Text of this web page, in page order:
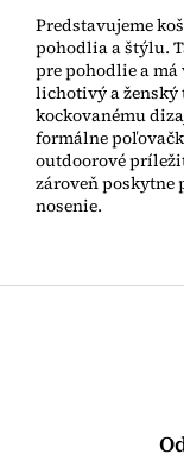
Predstavujeme
pohodlia a štýlu.
pre pohodlie a
lichotivý a ženský
kockovanému
formálne
outdoorové
zároveň poskytne
nosenie.